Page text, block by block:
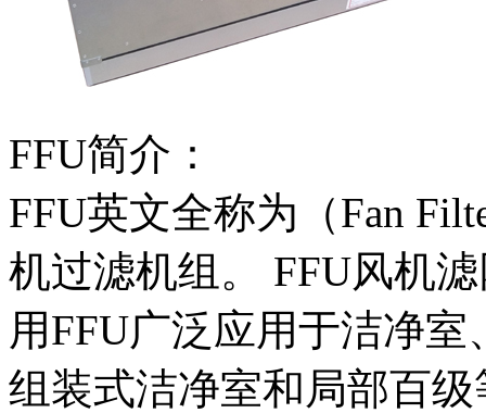
FFU简介：
FFU英文全称为（Fan
机过滤机组。 FFU风机
用FFU广泛应用于洁净
组装式洁净室和局部百